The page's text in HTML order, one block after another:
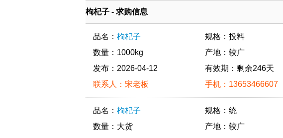
枸杞子 - 求购信息
品名： 枸杞子
数量：1000kg
发布：2026-04-12
联系人：宋老板
规格：投料
产地：较广
有效期：剩余246天
手机：13653466607
品名： 枸杞子
数量：大货
规格：统
产地：较广